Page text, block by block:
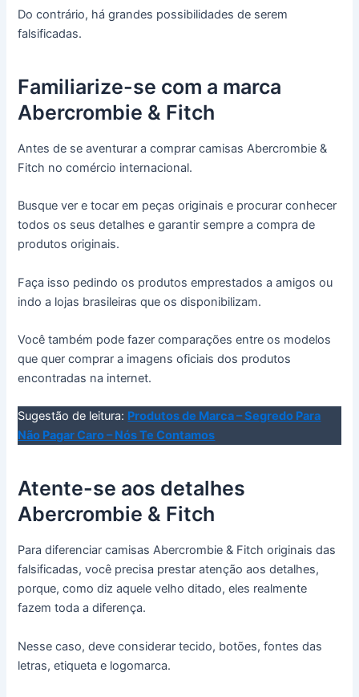
Do contrário, há grandes possibilidades de serem
falsificadas.
Familiarize-se com a marca
Abercrombie & Fitch
Antes de se aventurar a comprar camisas Abercrombie &
Fitch no comércio internacional.
Busque ver e tocar em peças originais e procurar conhecer
todos os seus detalhes e garantir sempre a compra de
produtos originais.
Faça isso pedindo os produtos emprestados a amigos ou
indo a lojas brasileiras que os disponibilizam.
Você também pode fazer comparações entre os modelos
que quer comprar a imagens oficiais dos produtos
encontradas na internet.
Sugestão de leitura: Produtos de Marca – Segredo Para
Não Pagar Caro – Nós Te Contamos
Atente-se aos detalhes
Abercrombie & Fitch
Para diferenciar camisas Abercrombie & Fitch originais das
falsificadas, você precisa prestar atenção aos detalhes,
porque, como diz aquele velho ditado, eles realmente
fazem toda a diferença.
Nesse caso, deve considerar tecido, botões, fontes das
letras, etiqueta e logomarca.